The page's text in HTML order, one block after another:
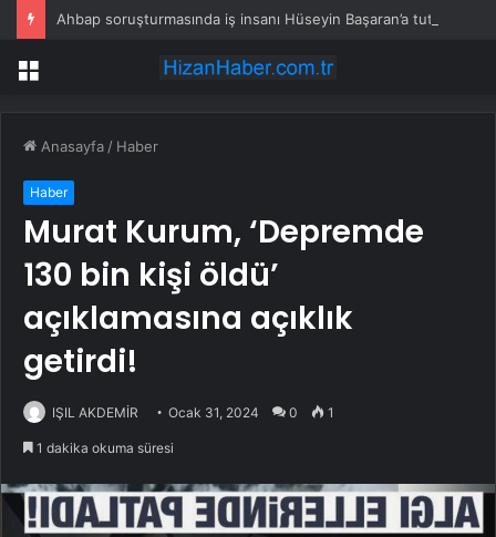
Menü
Anasayfa / Haber
Haber
Murat Kurum, ‘Depremde
130 bin kişi öldü’
açıklamasına açıklık
getirdi!
IŞIL AKDEMİR Ocak 31, 2024 0 1
1 dakika okuma süresi